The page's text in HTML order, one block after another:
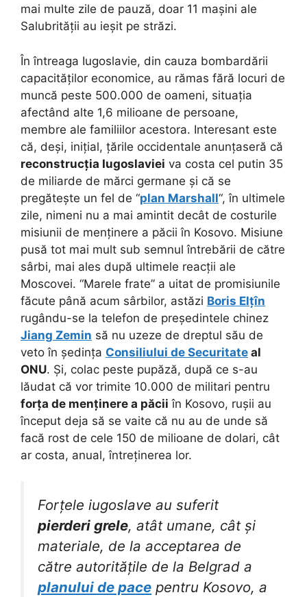
mai multe zile de pauză, doar 11 mașini ale
Salubrității au ieșit pe străzi.
În întreaga Iugoslavie, din cauza bombardării
capacităților economice, au rămas fără locuri de
muncă peste 500.000 de oameni, situația
afectând alte 1,6 milioane de persoane,
membre ale familiilor acestora. Interesant este
că, deși, inițial, țările occidentale anunțaseră că
reconstrucția Iugoslaviei va costa cel putin 35
de miliarde de mărci germane și că se
pregătește un fel de “plan Marshall“, în ultimele
zile, nimeni nu a mai amintit decât de costurile
misiunii de menținere a păcii în Kosovo. Misiune
pusă tot mai mult sub semnul întrebării de către
sârbi, mai ales după ultimele reacții ale
Moscovei. “Marele frate” a uitat de promisiunile
făcute până acum sârbilor, astăzi Boris Elțîn
rugându-se la telefon de președintele chinez
Jiang Zemin să nu uzeze de dreptul său de
veto în ședința Consiliului de Securitate al
ONU. Și, colac peste pupăză, după ce s-au
lăudat că vor trimite 10.000 de militari pentru
forța de menținere a păcii în Kosovo, rușii au
început deja să se vaite că nu au de unde să
facă rost de cele 150 de milioane de dolari, cât
ar costa, anual, întreținerea lor.
Forțele iugoslave au suferit
pierderi grele, atât umane, cât și
materiale, de la acceptarea de
către autoritățile de la Belgrad a
planului de pace pentru Kosovo, a